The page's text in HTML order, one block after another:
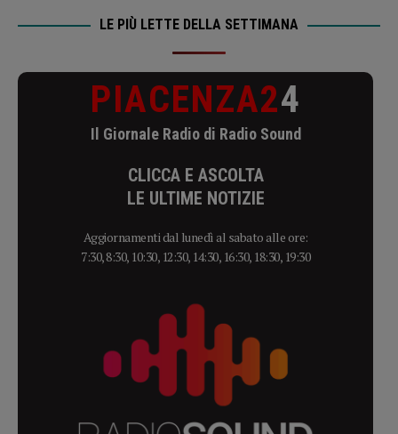
LE PIÙ LETTE DELLA SETTIMANA
PIACENZA24
Il Giornale Radio di Radio Sound
CLICCA E ASCOLTA
LE ULTIME NOTIZIE
Aggiornamenti dal lunedì al sabato alle ore:
7:30, 8:30, 10:30, 12:30, 14:30, 16:30, 18:30, 19:30